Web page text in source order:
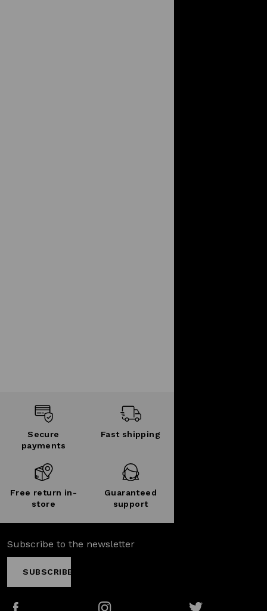
Secure
payments
Fast shipping
Free return in-
store
Guaranteed
support
Subscribe to the newsletter
SUBSCRIBE